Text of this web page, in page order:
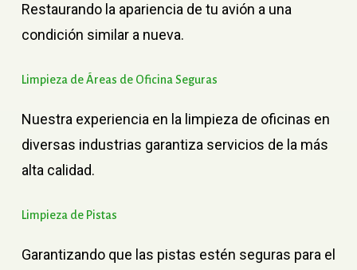
Restaurando la apariencia de tu avión a una
condición similar a nueva.
Limpieza deÁreas de OficinaSeguras
Nuestra experiencia en la limpieza de oficinas en
diversas industrias garantiza servicios de la más
alta calidad.
Limpieza de Pistas
Garantizando que las pistas estén seguras para el